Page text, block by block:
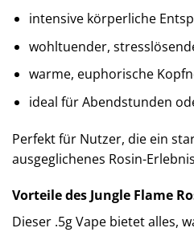
intensive körperliche
wohltuender,
warme, euphorische
ideal für Abendstunden
Perfekt für Nutzer, die ein
ausgeglichenes Rosin-
Vorteile des Jungle Flame
Dieser .5g Vape bietet alles,